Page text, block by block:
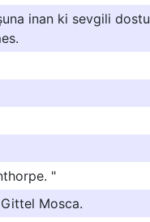
inan ki sevgili
"
Gittel Mosca.